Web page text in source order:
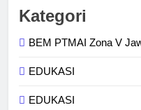
Kategori
BEM PTMAI Zona V
EDUKASI
EDUKASI